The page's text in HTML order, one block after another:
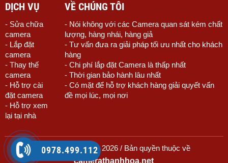
0978.499.112
DỊCH VỤ
- Sửa chữa
camera
- Lắp đặt
camera
- Thay thế
camera
- Hỗ trợ cài
đặt camera
- Hỗ trợ xem
lại tại nhà
VỀ CHÚNG TÔI
- Nói không với các Camera quan sát kém chất
lượng, hàng nhái, hàng giả
- Tư vấn đưa ra giải pháp tối ưu nhất cho khách
hàng
- Chi phí lắp đặt Camera là thấp nhất
- Thời gian bảo hành lâu nhất
- Có mặt để hỗ trợ khách hàng giải quyết vấn
đề mọi lúc, mọi nơi
© Copyright 2010 - 2026 / Bản quyền thuộc về
camerathanhhoa.net